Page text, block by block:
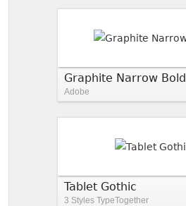
Graphite Narrow Bold
Adobe
Tablet Gothic
3 Styles TypeTogether